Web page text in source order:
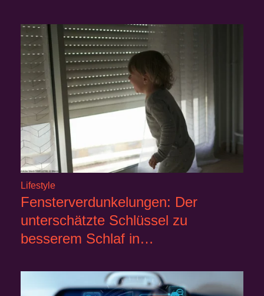
Lifestyle
Fensterverdunkelungen: Der
unterschätzte Schlüssel zu
besserem Schlaf in…